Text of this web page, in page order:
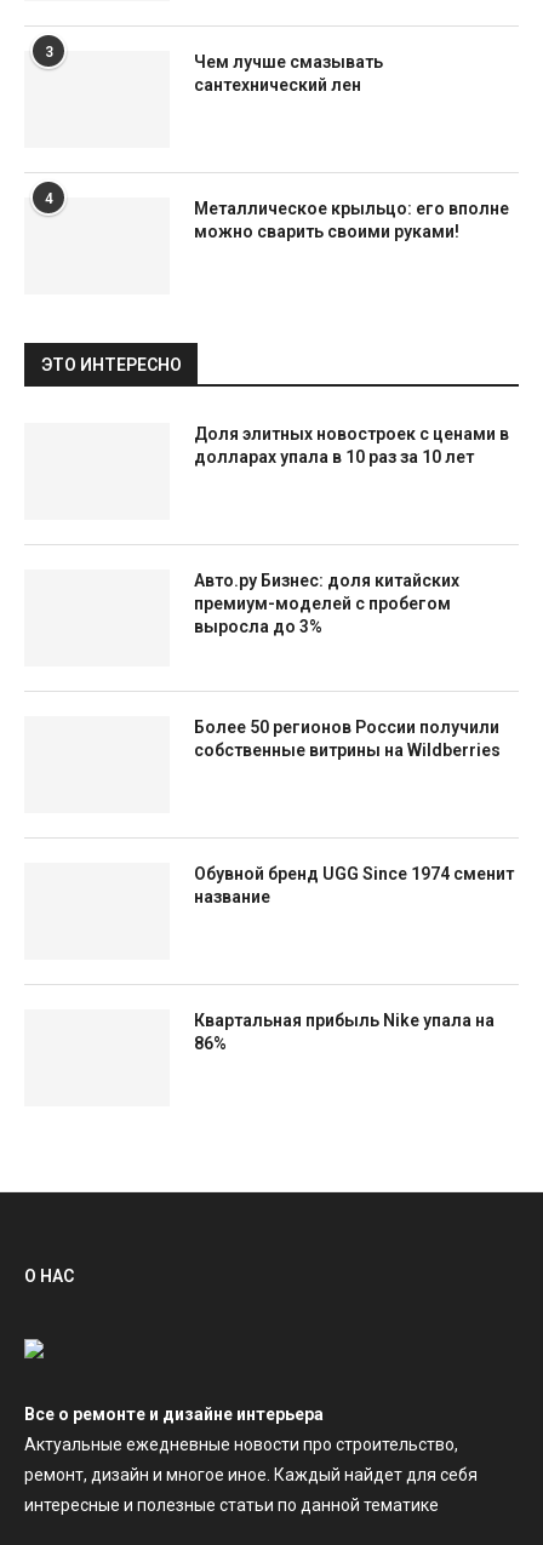
3
Чем лучше смазывать
сантехнический лен
4
Металлическое крыльцо: его вполне
можно сварить своими руками!
ЭТО ИНТЕРЕСНО
Доля элитных новостроек с ценами в
долларах упала в 10 раз за 10 лет
Авто.ру Бизнес: доля китайских
премиум-моделей с пробегом
выросла до 3%
Более 50 регионов России получили
собственные витрины на Wildberries
Обувной бренд UGG Since 1974 сменит
название
Квартальная прибыль Nike упала на
86%
О НАС
Все о ремонте и дизайне интерьера
Актуальные ежедневные новости про строительство,
ремонт, дизайн и многое иное. Каждый найдет для себя
интересные и полезные статьи по данной тематике